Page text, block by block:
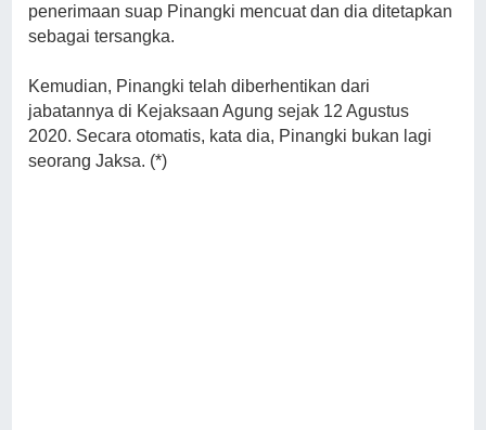
penerimaan suap Pinangki mencuat dan dia ditetapkan
sebagai tersangka.
Kemudian, Pinangki telah diberhentikan dari
jabatannya di Kejaksaan Agung sejak 12 Agustus
2020. Secara otomatis, kata dia, Pinangki bukan lagi
seorang Jaksa. (*)